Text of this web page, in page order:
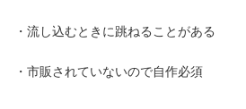
・流し込むときに跳ねることがある
・市販されていないので自作必須